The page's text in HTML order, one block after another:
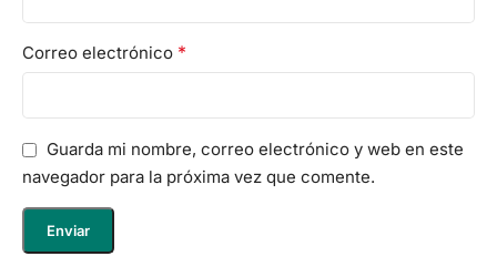
Correo electrónico *
Guarda mi nombre, correo electrónico y web en este
navegador para la próxima vez que comente.